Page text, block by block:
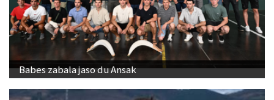
Babes zabala jaso du Ansak